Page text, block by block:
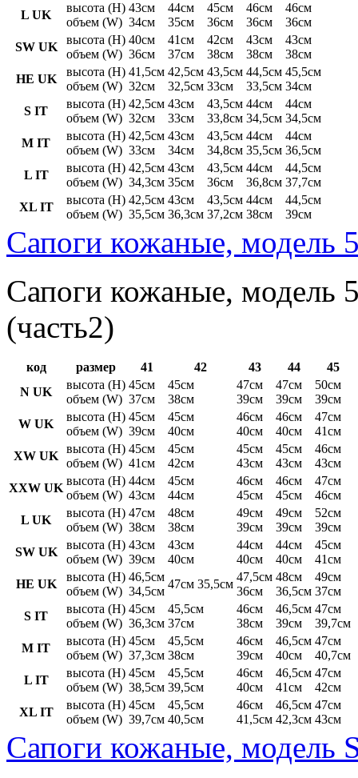
L UK
высота (H)
объем (W)
43см
34см
44см
35см
45см
36см
46см
36см
46см
36см
SW UK
высота (H)
объем (W)
40см
36см
41см
37см
42см
38см
43см
38см
43см
38см
HE UK
высота (H)
объем (W)
41,5см
32см
42,5см
32,5см
43,5см
33см
44,5см
33,5см
45,5см
34см
S IT
высота (H)
объем (W)
42,5см
32см
43см
33см
43,5см
33,8см
44см
34,5см
44см
34,5см
M IT
высота (H)
объем (W)
42,5см
33см
43см
34см
43,5см
34,8см
44см
35,5см
44см
36,5см
L IT
высота (H)
объем (W)
42,5см
34,3см
43см
35см
43,5см
36см
44см
36,8см
44,5см
37,7см
XL IT
высота (H)
объем (W)
42,5см
35,5см
43см
36,3см
43,5см
37,2см
44см
38см
44,5см
39см
Сапоги кожаные, модель
Сапоги кожаные, модель
(часть2)
код размер 41 42 43 44
45
N UK
высота (H)
объем (W)
45см
37см
45см
38см
47см
39см
47см
39см
50см
39см
W UK
высота (H)
объем (W)
45см
39см
45см
40см
46см
40см
46см
40см
47см
41см
XW UK
высота (H)
объем (W)
45см
41см
45см
42см
45см
43см
45см
43см
46см
43см
XXW UK
высота (H)
объем (W)
44см
43см
45см
44см
46см
45см
46см
45см
47см
46см
L UK
высота (H)
объем (W)
47см
38см
48см
38см
49см
39см
49см
39см
52см
39см
SW UK
высота (H)
объем (W)
43см
39см
43см
40см
44см
40см
44см
40см
45см
41см
HE UK
высота (H)
объем (W)
46,5см
34,5см
47см 35,5см
47,5см
36см
48см
36,5см
49см
37см
S IT
высота (H)
объем (W)
45см
36,3см
45,5см
37см
46см
38см
46,5см
39см
47см
39,7см
M IT
высота (H)
объем (W)
45см
37,3см
45,5см
38см
46см
39см
46,5см
40см
47см
40,7см
L IT
высота (H)
объем (W)
45см
38,5см
45,5см
39,5см
46см
40см
46,5см
41см
47см
42см
XL IT
высота (H)
объем (W)
45см
39,7см
45,5см
40,5см
46см
41,5см
46,5см
42,3см
47см
43см
Сапоги кожаные, модель